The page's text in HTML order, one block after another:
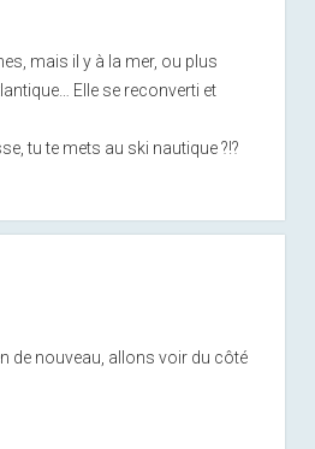
mais il y à la mer, ou plus
Elle se reconverti et
tu te mets au ski nautique ?!?
de nouveau, allons voir du côté